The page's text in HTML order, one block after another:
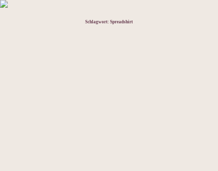
Schlagwort: Spreadshirt